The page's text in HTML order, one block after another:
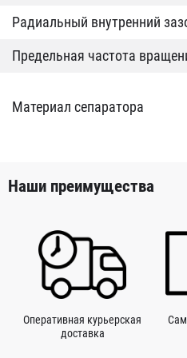
Радиальный внутренний
Предельная частота
Материал сепаратора
Наши преимущества
Оперативная курьерская
доставка